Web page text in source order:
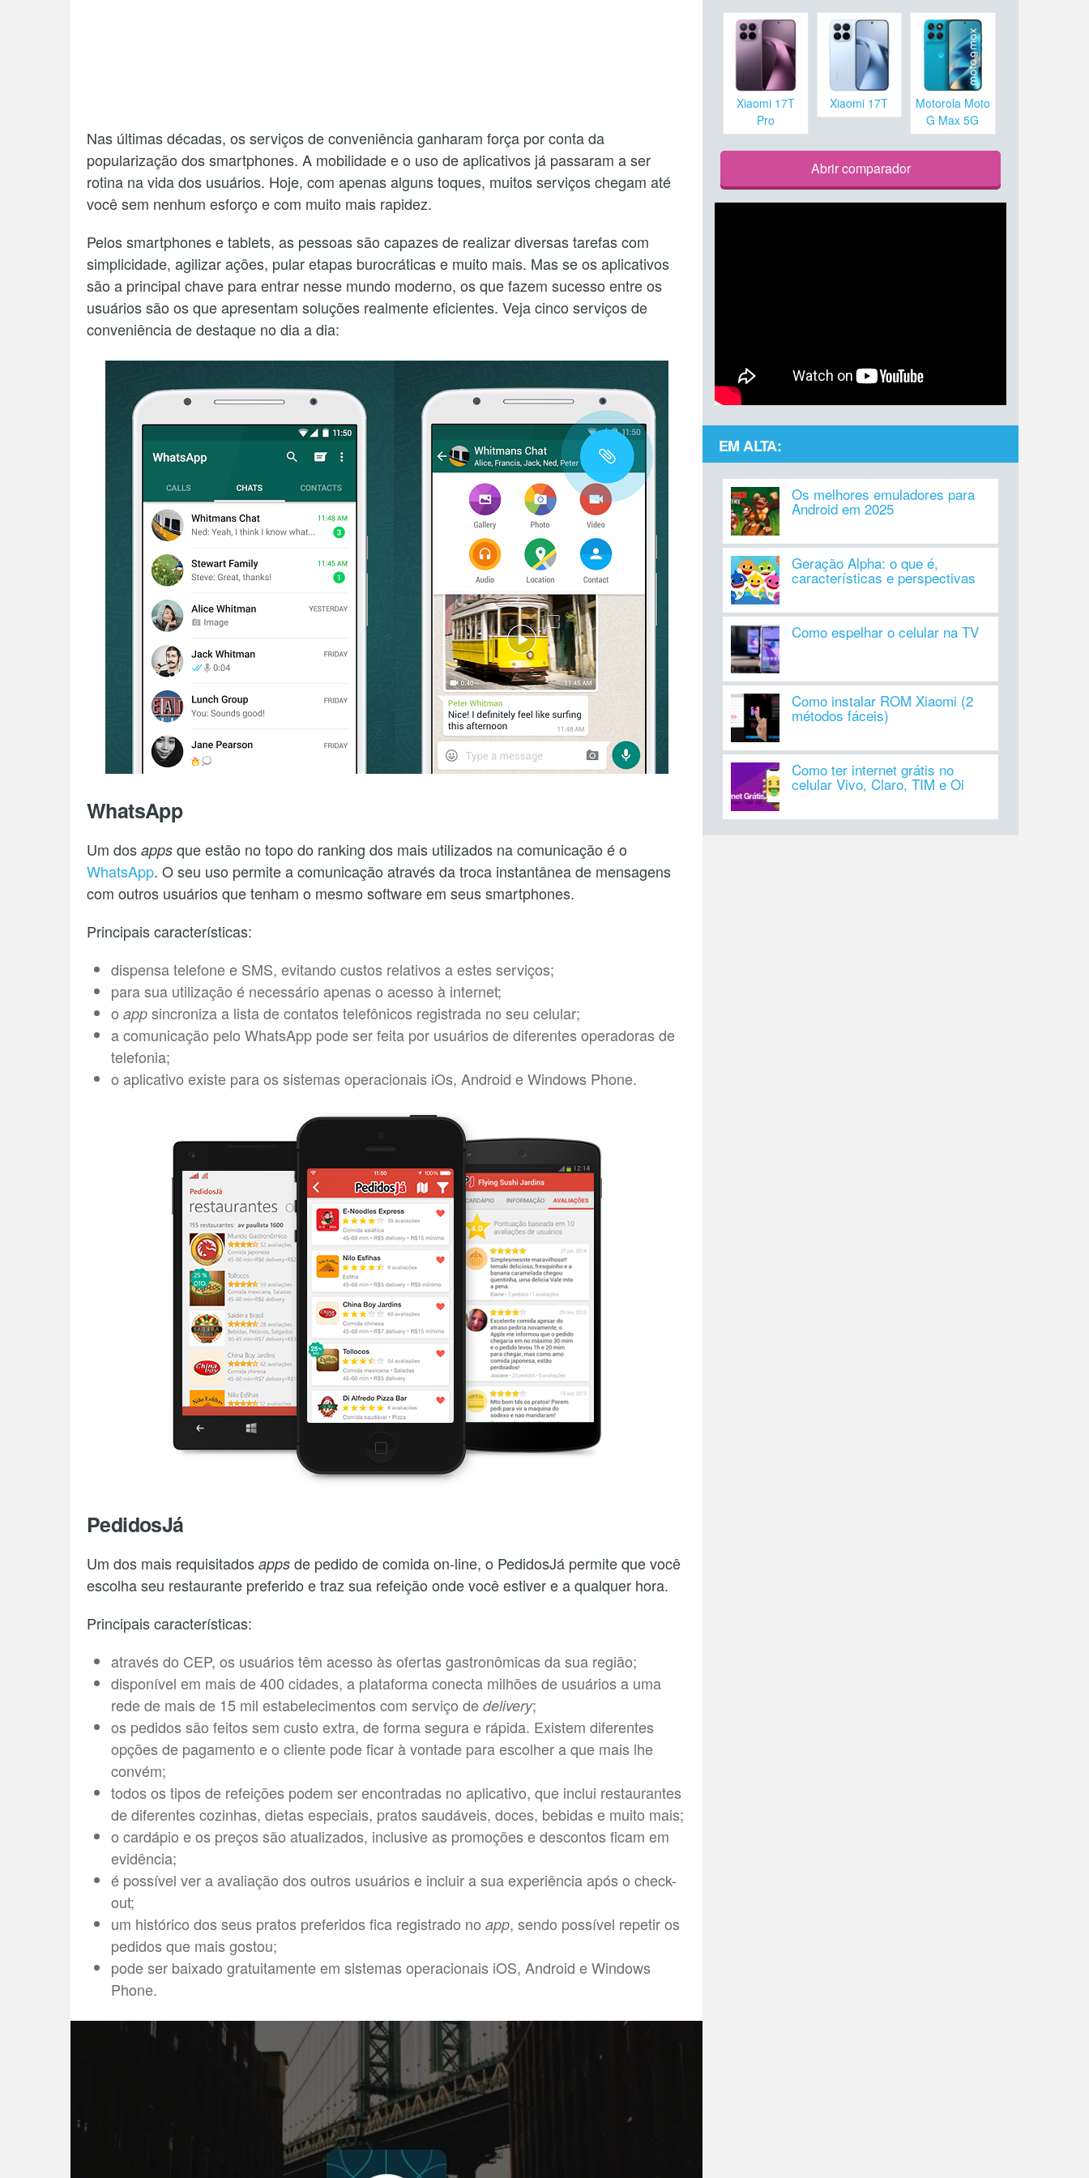
Nas últimas décadas, os serviços de conveniência ganharam força por conta da
popularização dos smartphones. A mobilidade e o uso de aplicativos já passaram a ser
rotina na vida dos usuários. Hoje, com apenas alguns toques, muitos serviços chegam até
você sem nenhum esforço e com muito mais rapidez.
Pelos smartphones e tablets, as pessoas são capazes de realizar diversas tarefas com
simplicidade, agilizar ações, pular etapas burocráticas e muito mais. Mas se os aplicativos
são a principal chave para entrar nesse mundo moderno, os que fazem sucesso entre os
usuários são os que apresentam soluções realmente eficientes. Veja cinco serviços de
conveniência de destaque no dia a dia:
WhatsApp
Um dos apps que estão no topo do ranking dos mais utilizados na comunicação é o
WhatsApp. O seu uso permite a comunicação através da troca instantânea de mensagens
com outros usuários que tenham o mesmo software em seus smartphones.
Principais características:
dispensa telefone e SMS, evitando custos relativos a estes serviços;
para sua utilização é necessário apenas o acesso à internet;
o app sincroniza a lista de contatos telefônicos registrada no seu celular;
a comunicação pelo WhatsApp pode ser feita por usuários de diferentes operadoras de
telefonia;
o aplicativo existe para os sistemas operacionais iOs, Android e Windows Phone.
PedidosJá
Um dos mais requisitados apps de pedido de comida on-line, o PedidosJá permite que você
escolha seu restaurante preferido e traz sua refeição onde você estiver e a qualquer hora.
Principais características:
através do CEP, os usuários têm acesso às ofertas gastronômicas da sua região;
disponível em mais de 400 cidades, a plataforma conecta milhões de usuários a uma
rede de mais de 15 mil estabelecimentos com serviço de delivery;
os pedidos são feitos sem custo extra, de forma segura e rápida. Existem diferentes
opções de pagamento e o cliente pode ficar à vontade para escolher a que mais lhe
convém;
todos os tipos de refeições podem ser encontradas no aplicativo, que inclui restaurantes
de diferentes cozinhas, dietas especiais, pratos saudáveis, doces, bebidas e muito mais;
o cardápio e os preços são atualizados, inclusive as promoções e descontos ficam em
evidência;
é possível ver a avaliação dos outros usuários e incluir a sua experiência após o check-
out;
um histórico dos seus pratos preferidos fica registrado no app, sendo possível repetir os
pedidos que mais gostou;
pode ser baixado gratuitamente em sistemas operacionais iOS, Android e Windows
Phone.
Xiaomi 17T
Pro
Xiaomi 17T
Motorola Moto
G Max 5G
Abrir comparador
EM ALTA:
Os melhores emuladores para
Android em 2025
Geração Alpha: o que é,
características e perspectivas
Como espelhar o celular na TV
Como instalar ROM Xiaomi (2
métodos fáceis)
Como ter internet grátis no
celular Vivo, Claro, TIM e Oi